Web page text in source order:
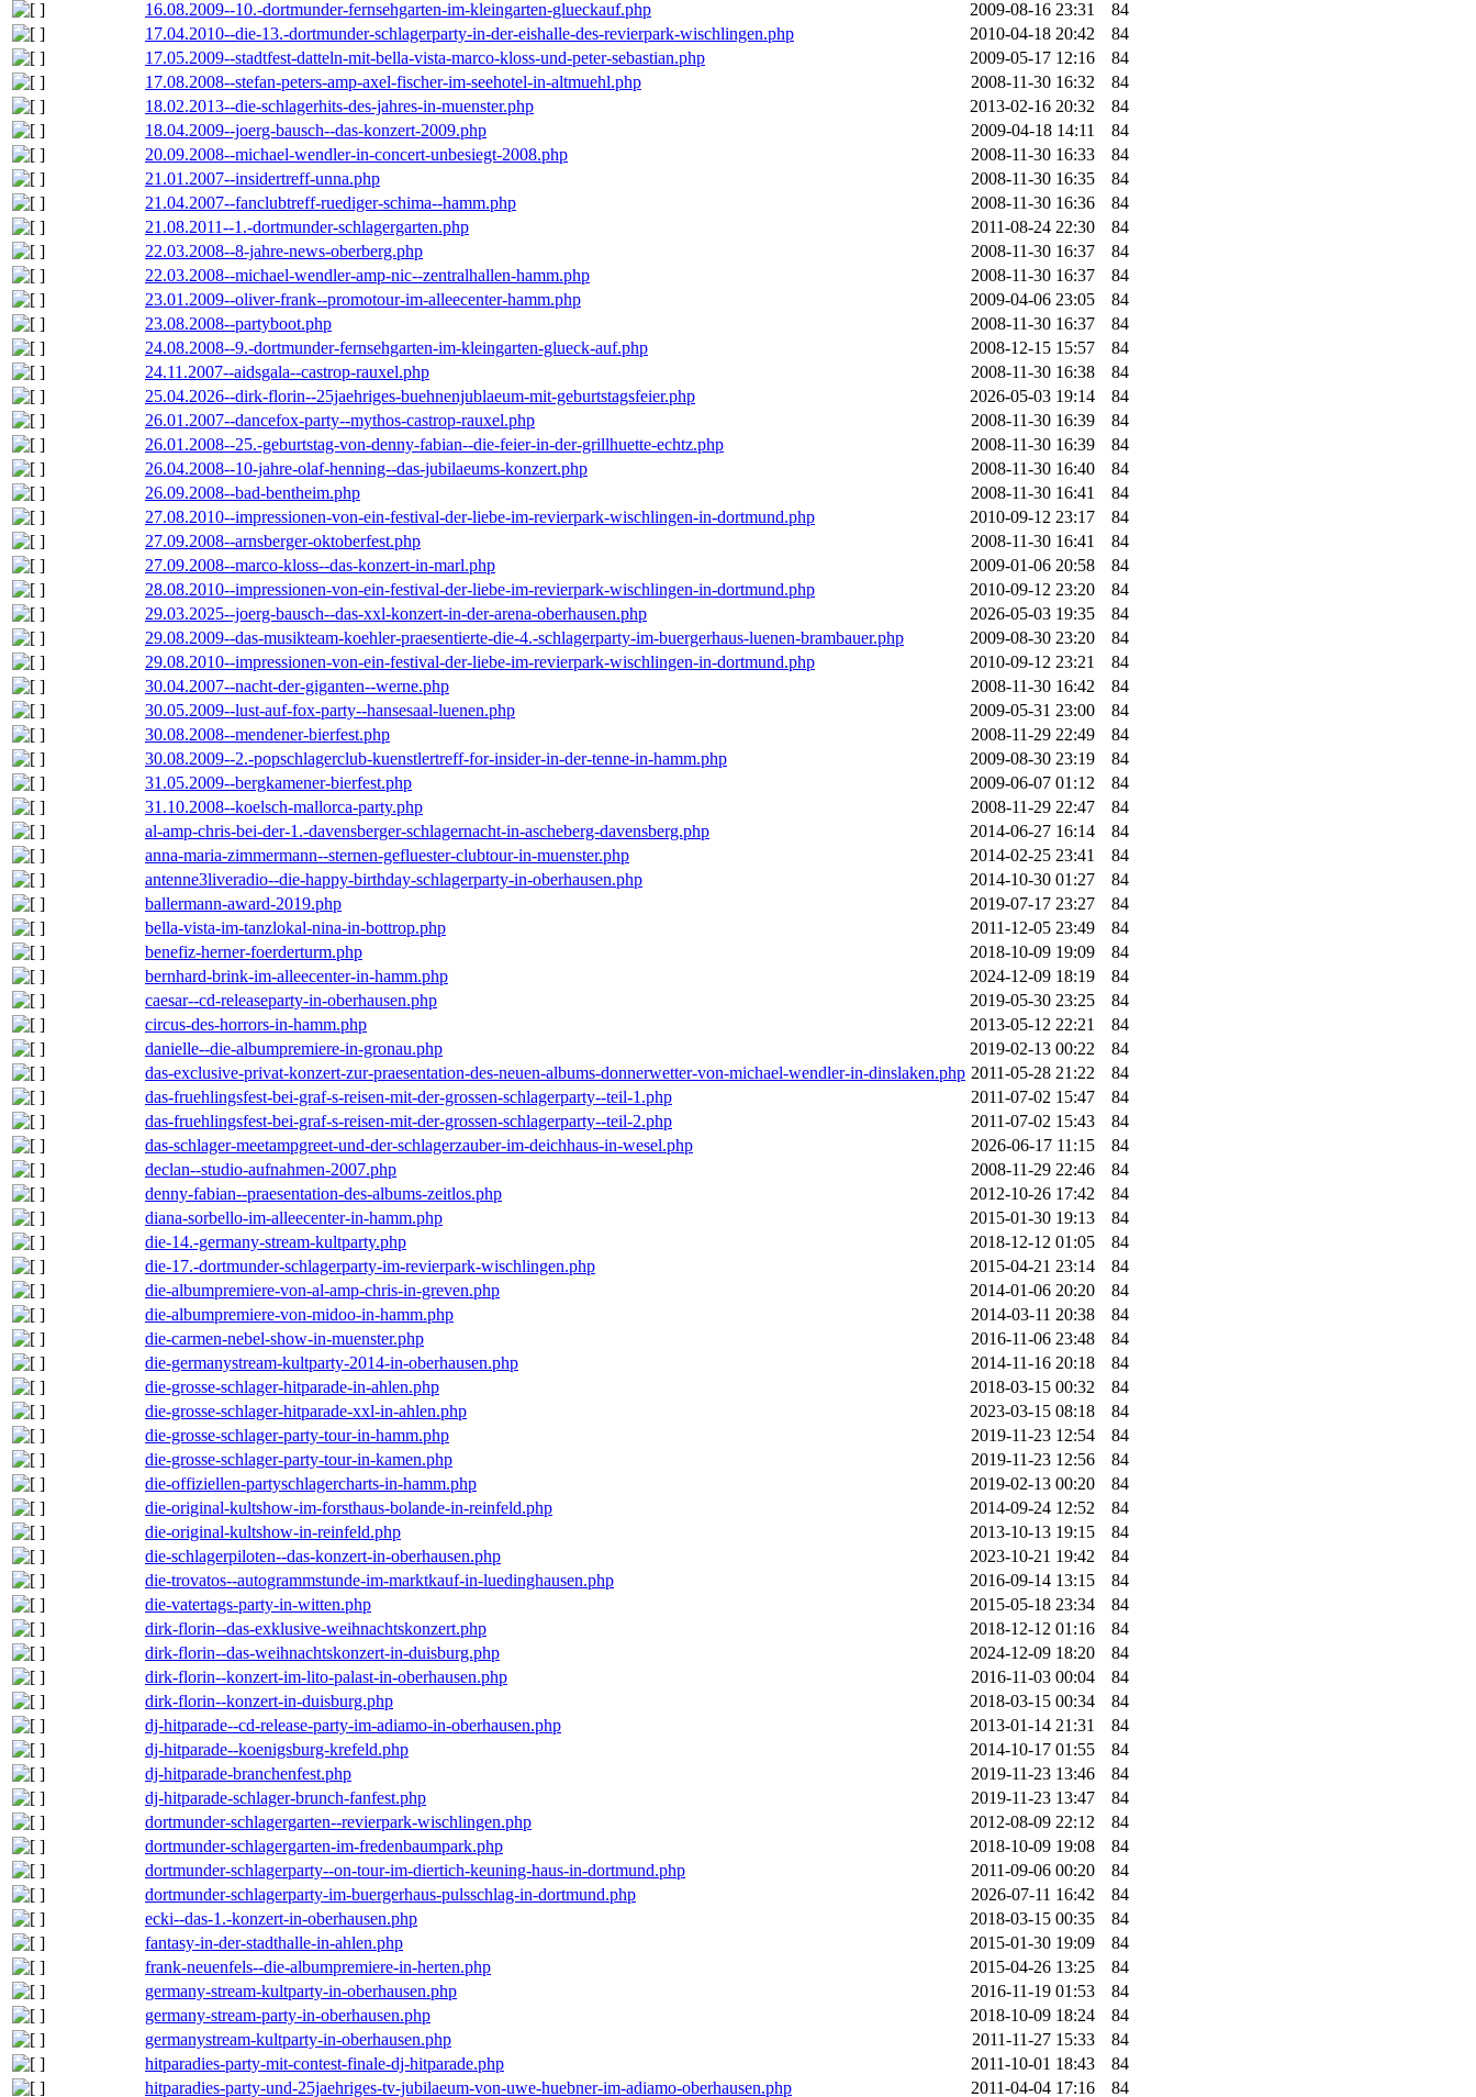
16.08.2009--10.-dortmunder-fernsehgarten-im-kleingarten-glueckauf.php
2009-08-16 23:31
84
17.04.2010--die-13.-dortmunder-schlagerparty-in-der-eishalle-des-revierpark-wischlingen.php
2010-04-18 20:42
84
17.05.2009--stadtfest-datteln-mit-bella-vista-marco-kloss-und-peter-sebastian.php
2009-05-17 12:16
84
17.08.2008--stefan-peters-amp-axel-fischer-im-seehotel-in-altmuehl.php
2008-11-30 16:32
84
18.02.2013--die-schlagerhits-des-jahres-in-muenster.php
2013-02-16 20:32
84
18.04.2009--joerg-bausch--das-konzert-2009.php
2009-04-18 14:11
84
20.09.2008--michael-wendler-in-concert-unbesiegt-2008.php
2008-11-30 16:33
84
21.01.2007--insidertreff-unna.php
2008-11-30 16:35
84
21.04.2007--fanclubtreff-ruediger-schima--hamm.php
2008-11-30 16:36
84
21.08.2011--1.-dortmunder-schlagergarten.php
2011-08-24 22:30
84
22.03.2008--8-jahre-news-oberberg.php
2008-11-30 16:37
84
22.03.2008--michael-wendler-amp-nic--zentralhallen-hamm.php
2008-11-30 16:37
84
23.01.2009--oliver-frank--promotour-im-alleecenter-hamm.php
2009-04-06 23:05
84
23.08.2008--partyboot.php
2008-11-30 16:37
84
24.08.2008--9.-dortmunder-fernsehgarten-im-kleingarten-glueck-auf.php
2008-12-15 15:57
84
24.11.2007--aidsgala--castrop-rauxel.php
2008-11-30 16:38
84
25.04.2026--dirk-florin--25jaehriges-buehnenjublaeum-mit-geburtstagsfeier.php
2026-05-03 19:14
84
26.01.2007--dancefox-party--mythos-castrop-rauxel.php
2008-11-30 16:39
84
26.01.2008--25.-geburtstag-von-denny-fabian--die-feier-in-der-grillhuette-echtz.php
2008-11-30 16:39
84
26.04.2008--10-jahre-olaf-henning--das-jubilaeums-konzert.php
2008-11-30 16:40
84
26.09.2008--bad-bentheim.php
2008-11-30 16:41
84
27.08.2010--impressionen-von-ein-festival-der-liebe-im-revierpark-wischlingen-in-dortmund.php
2010-09-12 23:17
84
27.09.2008--arnsberger-oktoberfest.php
2008-11-30 16:41
84
27.09.2008--marco-kloss--das-konzert-in-marl.php
2009-01-06 20:58
84
28.08.2010--impressionen-von-ein-festival-der-liebe-im-revierpark-wischlingen-in-dortmund.php
2010-09-12 23:20
84
29.03.2025--joerg-bausch--das-xxl-konzert-in-der-arena-oberhausen.php
2026-05-03 19:35
84
29.08.2009--das-musikteam-koehler-praesentierte-die-4.-schlagerparty-im-buergerhaus-luenen-brambauer.php
2009-08-30 23:20
84
29.08.2010--impressionen-von-ein-festival-der-liebe-im-revierpark-wischlingen-in-dortmund.php
2010-09-12 23:21
84
30.04.2007--nacht-der-giganten--werne.php
2008-11-30 16:42
84
30.05.2009--lust-auf-fox-party--hansesaal-luenen.php
2009-05-31 23:00
84
30.08.2008--mendener-bierfest.php
2008-11-29 22:49
84
30.08.2009--2.-popschlagerclub-kuenstlertreff-for-insider-in-der-tenne-in-hamm.php
2009-08-30 23:19
84
31.05.2009--bergkamener-bierfest.php
2009-06-07 01:12
84
31.10.2008--koelsch-mallorca-party.php
2008-11-29 22:47
84
al-amp-chris-bei-der-1.-davensberger-schlagernacht-in-ascheberg-davensberg.php
2014-06-27 16:14
84
anna-maria-zimmermann--sternen-gefluester-clubtour-in-muenster.php
2014-02-25 23:41
84
antenne3liveradio--die-happy-birthday-schlagerparty-in-oberhausen.php
2014-10-30 01:27
84
ballermann-award-2019.php
2019-07-17 23:27
84
bella-vista-im-tanzlokal-nina-in-bottrop.php
2011-12-05 23:49
84
benefiz-herner-foerderturm.php
2018-10-09 19:09
84
bernhard-brink-im-alleecenter-in-hamm.php
2024-12-09 18:19
84
caesar--cd-releaseparty-in-oberhausen.php
2019-05-30 23:25
84
circus-des-horrors-in-hamm.php
2013-05-12 22:21
84
danielle--die-albumpremiere-in-gronau.php
2019-02-13 00:22
84
das-exclusive-privat-konzert-zur-praesentation-des-neuen-albums-donnerwetter-von-michael-wendler-in-dinslaken.php 2011-05-28 21:22
84
das-fruehlingsfest-bei-graf-s-reisen-mit-der-grossen-schlagerparty--teil-1.php
2011-07-02 15:47
84
das-fruehlingsfest-bei-graf-s-reisen-mit-der-grossen-schlagerparty--teil-2.php
2011-07-02 15:43
84
das-schlager-meetampgreet-und-der-schlagerzauber-im-deichhaus-in-wesel.php
2026-06-17 11:15
84
declan--studio-aufnahmen-2007.php
2008-11-29 22:46
84
denny-fabian--praesentation-des-albums-zeitlos.php
2012-10-26 17:42
84
diana-sorbello-im-alleecenter-in-hamm.php
2015-01-30 19:13
84
die-14.-germany-stream-kultparty.php
2018-12-12 01:05
84
die-17.-dortmunder-schlagerparty-im-revierpark-wischlingen.php
2015-04-21 23:14
84
die-albumpremiere-von-al-amp-chris-in-greven.php
2014-01-06 20:20
84
die-albumpremiere-von-midoo-in-hamm.php
2014-03-11 20:38
84
die-carmen-nebel-show-in-muenster.php
2016-11-06 23:48
84
die-germanystream-kultparty-2014-in-oberhausen.php
2014-11-16 20:18
84
die-grosse-schlager-hitparade-in-ahlen.php
2018-03-15 00:32
84
die-grosse-schlager-hitparade-xxl-in-ahlen.php
2023-03-15 08:18
84
die-grosse-schlager-party-tour-in-hamm.php
2019-11-23 12:54
84
die-grosse-schlager-party-tour-in-kamen.php
2019-11-23 12:56
84
die-offiziellen-partyschlagercharts-in-hamm.php
2019-02-13 00:20
84
die-original-kultshow-im-forsthaus-bolande-in-reinfeld.php
2014-09-24 12:52
84
die-original-kultshow-in-reinfeld.php
2013-10-13 19:15
84
die-schlagerpiloten--das-konzert-in-oberhausen.php
2023-10-21 19:42
84
die-trovatos--autogrammstunde-im-marktkauf-in-luedinghausen.php
2016-09-14 13:15
84
die-vatertags-party-in-witten.php
2015-05-18 23:34
84
dirk-florin--das-exklusive-weihnachtskonzert.php
2018-12-12 01:16
84
dirk-florin--das-weihnachtskonzert-in-duisburg.php
2024-12-09 18:20
84
dirk-florin--konzert-im-lito-palast-in-oberhausen.php
2016-11-03 00:04
84
dirk-florin--konzert-in-duisburg.php
2018-03-15 00:34
84
dj-hitparade--cd-release-party-im-adiamo-in-oberhausen.php
2013-01-14 21:31
84
dj-hitparade--koenigsburg-krefeld.php
2014-10-17 01:55
84
dj-hitparade-branchenfest.php
2019-11-23 13:46
84
dj-hitparade-schlager-brunch-fanfest.php
2019-11-23 13:47
84
dortmunder-schlagergarten--revierpark-wischlingen.php
2012-08-09 22:12
84
dortmunder-schlagergarten-im-fredenbaumpark.php
2018-10-09 19:08
84
dortmunder-schlagerparty--on-tour-im-diertich-keuning-haus-in-dortmund.php
2011-09-06 00:20
84
dortmunder-schlagerparty-im-buergerhaus-pulsschlag-in-dortmund.php
2026-07-11 16:42
84
ecki--das-1.-konzert-in-oberhausen.php
2018-03-15 00:35
84
fantasy-in-der-stadthalle-in-ahlen.php
2015-01-30 19:09
84
frank-neuenfels--die-albumpremiere-in-herten.php
2015-04-26 13:25
84
germany-stream-kultparty-in-oberhausen.php
2016-11-19 01:53
84
germany-stream-party-in-oberhausen.php
2018-10-09 18:24
84
germanystream-kultparty-in-oberhausen.php
2011-11-27 15:33
84
hitparadies-party-mit-contest-finale-dj-hitparade.php
2011-10-01 18:43
84
hitparadies-party-und-25jaehriges-tv-jubilaeum-von-uwe-huebner-im-adiamo-oberhausen.php
2011-04-04 17:16 84